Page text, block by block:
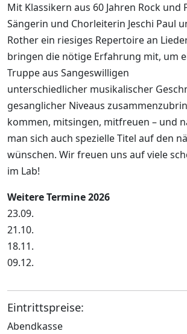
Mit Klassikern aus 60 Jahren Rock und
Sängerin und Chorleiterin Jeschi Paul
Rother ein riesiges Repertoire an
bringen die nötige Erfahrung mit, um
Truppe aus Sangeswilligen
unterschiedlicher musikalischer
gesanglicher Niveaus
kommen, mitsingen, mitfreuen – und
man sich auch spezielle Titel auf den
wünschen. Wir freuen uns auf viele
im Lab!
Weitere Termine 2026
23.09.
21.10.
18.11.
09.12.
Eintrittspreise:
Abendkasse